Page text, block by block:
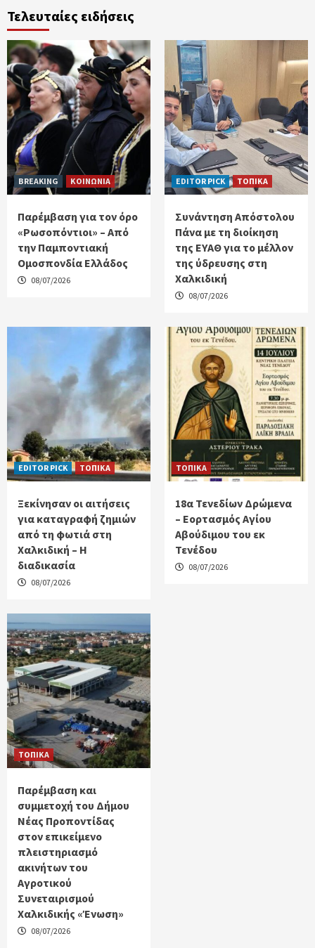
Τελευταίες ειδήσεις
BREAKING ΚΟΙΝΩΝΙΑ
Παρέμβαση για τον όρο
«Ρωσοπόντιοι» – Από
την Παμποντιακή
Ομοσπονδία Ελλάδος
08/07/2026
EDITOR PICK ΤΟΠΙΚΑ
Συνάντηση Απόστολου
Πάνα με τη διοίκηση
της ΕΥΑΘ για το μέλλον
της ύδρευσης στη
Χαλκιδική
08/07/2026
EDITOR PICK ΤΟΠΙΚΑ
Ξεκίνησαν οι αιτήσεις
για καταγραφή ζημιών
από τη φωτιά στη
Χαλκιδική – Η
διαδικασία
08/07/2026
ΤΟΠΙΚΑ
18α Τενεδίων Δρώμενα
– Εορτασμός Αγίου
Αβούδιμου του εκ
Τενέδου
08/07/2026
ΤΟΠΙΚΑ
Παρέμβαση και
συμμετοχή του Δήμου
Νέας Προποντίδας
στον επικείμενο
πλειστηριασμό
ακινήτων του
Αγροτικού
Συνεταιρισμού
Χαλκιδικής «Ένωση»
08/07/2026